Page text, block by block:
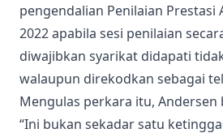
pengendalian Penilaian Prestasi
2022 apabila sesi penilaian
diwajibkan syarikat didapati
walaupun direkodkan sebagai
Mengulas perkara itu, Andersen
“Ini bukan sekadar satu